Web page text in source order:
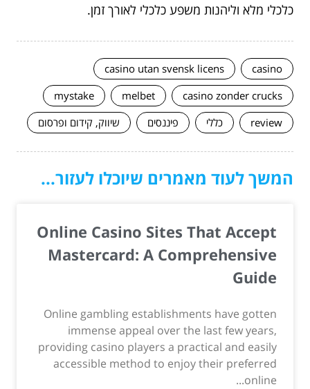
כלכלי מלא וליהנות משפע כלכלי לאורך זמן.
casino
casino utan svensk licens
casino zonder crucks
melbet
mystake
review
כללי פיננסים שיווק, קידום ופרסום
המשך לעוד מאמרים שיוכלו לעזור...
Online Casino Sites That Accept
Mastercard: A Comprehensive
Guide
Online gambling establishments have gotten
immense appeal over the last few years,
providing casino players a practical and easily
accessible method to enjoy their preferred
online...